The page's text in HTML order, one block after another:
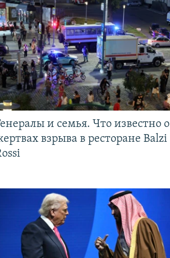
и семья. Что известно о
взрыва в ресторане Balzi